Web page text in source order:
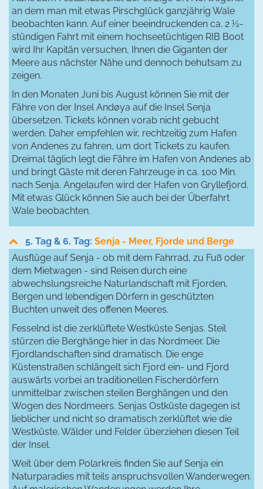
an dem man mit etwas Pirschglück ganzjährig Wale
beobachten kann. Auf einer beeindruckenden ca. 2 ½-
stündigen Fahrt mit einem hochseetüchtigen RIB Boot
wird Ihr Kapitän versuchen, Ihnen die Giganten der
Meere aus nächster Nähe und dennoch behutsam zu
zeigen.
In den Monaten Juni bis August können Sie mit der
Fähre von der Insel Andøya auf die Insel Senja
übersetzen. Tickets können vorab nicht gebucht
werden. Daher empfehlen wir, rechtzeitig zum Hafen
von Andenes zu fahren, um dort Tickets zu kaufen.
Dreimal täglich legt die Fähre im Hafen von Andenes ab
und bringt Gäste mit deren Fahrzeuge in ca. 100 Min.
nach Senja. Angelaufen wird der Hafen von Gryllefjord.
Mit etwas Glück können Sie auch bei der Überfahrt
Wale beobachten.
5. Tag & 6. Tag: Senja - Meer, Fjorde und Berge
Ausflüge auf Senja - ob mit dem Fahrrad, zu Fuß oder
dem Mietwagen - sind Reisen durch eine
abwechslungsreiche Naturlandschaft mit Fjorden,
Bergen und lebendigen Dörfern in geschützten
Buchten unweit des offenen Meeres.
Fesselnd ist die zerklüftete Westküste Senjas. Steil
stürzen die Berghänge hier in das Nordmeer. Die
Fjordlandschaften sind dramatisch. Die enge
Küstenstraßen schlängelt sich Fjord ein- und Fjord
auswärts vorbei an traditionellen Fischerdörfern
unmittelbar zwischen steilen Berghängen und den
Wogen des Nordmeers. Senjas Ostküste dagegen ist
lieblicher und nicht so dramatisch zerklüftet wie die
Westküste. Wälder und Felder überziehen diesen Teil
der Insel.
Weit über dem Polarkreis finden Sie auf Senja ein
Naturparadies mit teils anspruchsvollen Wanderwegen.